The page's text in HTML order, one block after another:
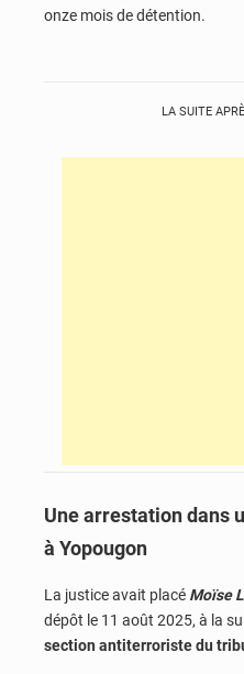
onze mois de détention.
LA SUITE
Une arrestation dans
à Yopougon
La justice avait placé Moïse
dépôt le 11 août 2025, à la
section antiterroriste du